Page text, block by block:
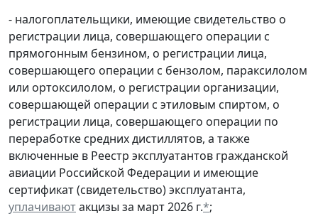
- налогоплательщики, имеющие свидетельство о
регистрации лица, совершающего операции с
прямогонным бензином, о регистрации лица,
совершающего операции с бензолом, параксилолом
или ортоксилолом, о регистрации организации,
совершающей операции с этиловым спиртом, о
регистрации лица, совершающего операции по
переработке средних дистиллятов, а также
включенные в Реестр эксплуатантов гражданской
авиации Российской Федерации и имеющие
сертификат (свидетельство) эксплуатанта,
уплачиваютакцизы за март 2026 г.*;